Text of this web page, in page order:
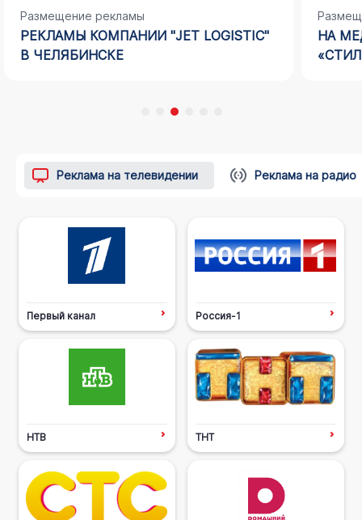
Размещение рекламы
РЕКЛАМЫ КОМПАНИИ "JET LOGISTIC"
В ЧЕЛЯБИНСКЕ
НА
Реклама на телевидении Реклама на радио
Первый канал Россия-1
НТВ ТНТ